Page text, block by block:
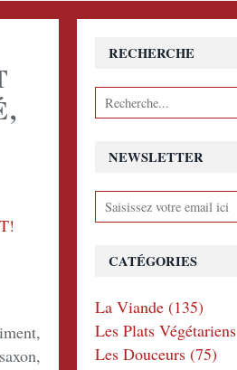
NEWSLETTER
RECHERCHE
CATÉGORIES
La Viande (135)
Les Plats Végétariens
Les Douceurs (75)